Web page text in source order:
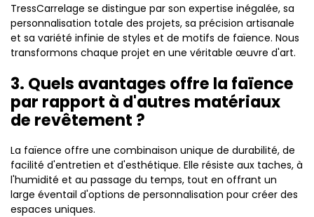
TressCarrelage se distingue par son expertise inégalée, sa
personnalisation totale des projets, sa précision artisanale
et sa variété infinie de styles et de motifs de faïence. Nous
transformons chaque projet en une véritable œuvre d'art.
3. Quels avantages offre la faïence
par rapport à d'autres matériaux
de revêtement ?
La faïence offre une combinaison unique de durabilité, de
facilité d'entretien et d'esthétique. Elle résiste aux taches, à
l'humidité et au passage du temps, tout en offrant un
large éventail d'options de personnalisation pour créer des
espaces uniques.